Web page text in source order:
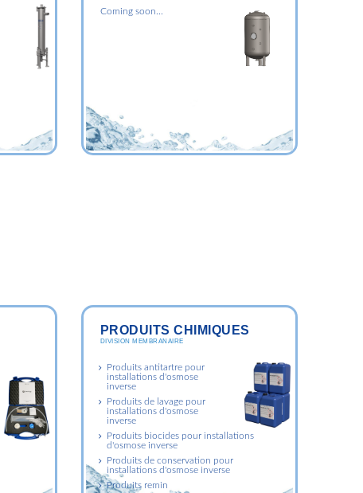
Coming soon...
PRODUITS CHIMIQUES
DIVISION MEMBRANAIRE
Produits antitartre pour
installations d'osmose
inverse
Produits de lavage pour
installations d'osmose
inverse
Produits biocides pour installations
d'osmose inverse
Produits de conservation pour
installations d'osmose inverse
Produits remin